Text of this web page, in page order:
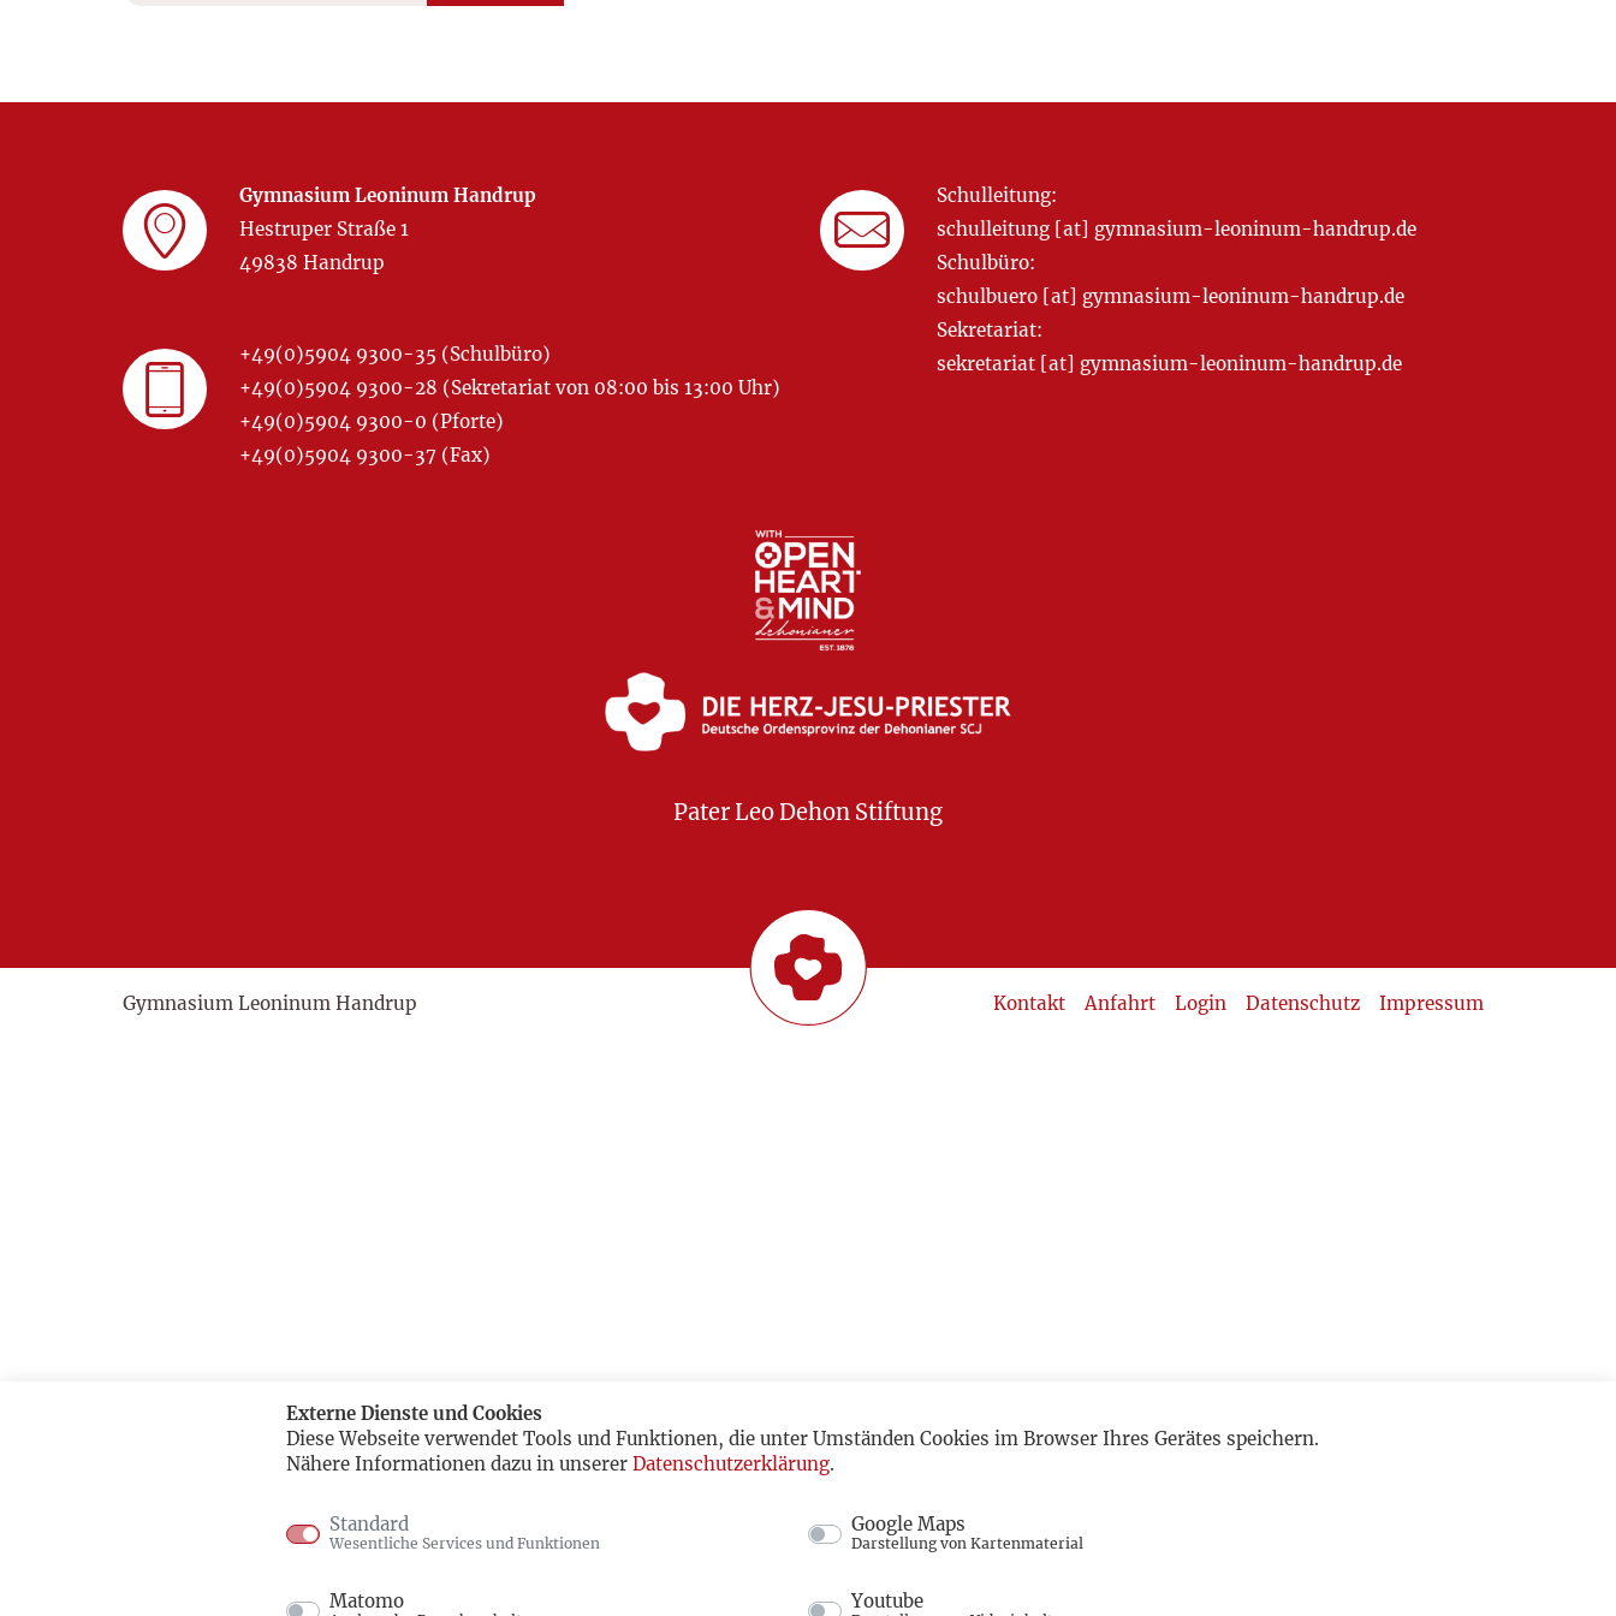
Gymnasium Leoninum Handrup
Hestruper Straße 1
49838 Handrup
+49(0)5904 9300-35 (Schulbüro)
+49(0)5904 9300-28 (Sekretariat von 08:00 bis 13:00 Uhr)
+49(0)5904 9300-0 (Pforte)
+49(0)5904 9300-37 (Fax)
Schulleitung:
schulleitung [at] gymnasium-leoninum-handrup.de
Schulbüro:
schulbuero [at] gymnasium-leoninum-handrup.de
Sekretariat:
sekretariat [at] gymnasium-leoninum-handrup.de
Pater Leo Dehon Stiftung
Kontakt Anfahrt Login Datenschutz Impressum
Gymnasium Leoninum Handrup
Externe Dienste und Cookies
Diese Webseite verwendet Tools und Funktionen, die unter Umständen Cookies im Browser Ihres Gerätes speichern.
Nähere Informationen dazu in unserer Datenschutzerklärung.
Standard
Wesentliche Services und Funktionen
Google Maps
Darstellung von Kartenmaterial
Matomo Youtube